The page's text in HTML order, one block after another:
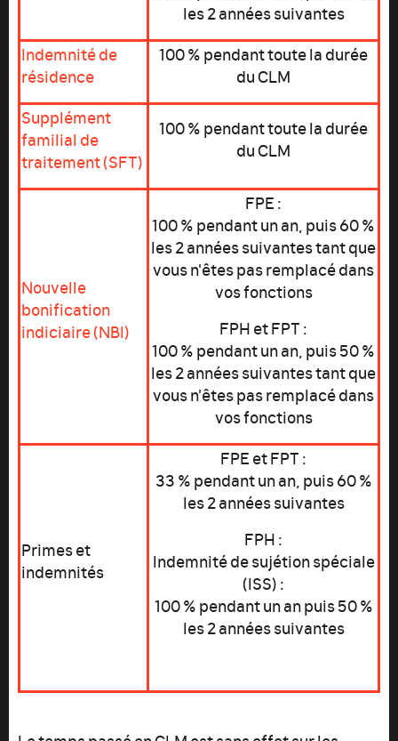
les 2 années suivantes
Indemnité de
résidence
100 % pendant toute la durée
du CLM
Supplément
familial de
traitement (SFT)
100 % pendant toute la durée
du CLM
Nouvelle
bonification
indiciaire (NBI)
FPE :
100 % pendant un an, puis 60 %
les 2 années suivantes tant que
vous n'êtes pas remplacé dans
vos fonctions
FPH et FPT :
100 % pendant un an, puis 50 %
les 2 années suivantes tant que
vous n'êtes pas remplacé dans
vos fonctions
Primes et
indemnités
FPE et FPT :
33 % pendant un an, puis 60 %
les 2 années suivantes
FPH :
Indemnité de sujétion spéciale
(ISS) :
100 % pendant un an puis 50 %
les 2 années suivantes